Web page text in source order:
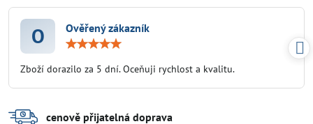
O Ověřený zákazník
5
Zboží dorazilo za 5 dní. Oceňuji rychlost a kvalitu.
cenově přijatelná doprava